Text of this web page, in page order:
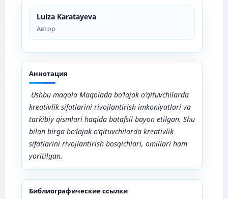
Luiza Karatayeva
Автор
Аннотация
Ushbu maqola Maqolada bo‘lajak o‘qituvchilarda
kreativlik sifatlarini rivojlantirish imkoniyatlari va
tarkibiy qismlari haqida batafsil bayon etilgan. Shu
bilan birga bo‘lajak o‘qituvchilarda kreativlik
sifatlarini rivojlantirish bosqichlari, omillari ham
yoritilgan.
Библиографические ссылки